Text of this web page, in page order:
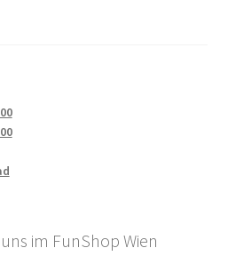
im FunShop Wien